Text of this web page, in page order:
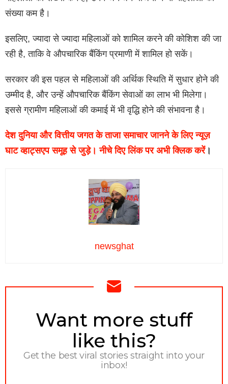
संख्या कम है।
इसलिए, ज्यादा से ज्यादा महिलाओं को शामिल करने की कोशिश की जा
रही है, ताकि वे औपचारिक बैंकिंग प्रमाणी में शामिल हो सकें।
सरकार की इस पहल से महिलाओं की अर्थिक स्थिति में सुधार होने की
उम्मीद है, और उन्हें औपचारिक बैंकिंग सेवाओं का लाभ भी मिलेगा।
इससे ग्रामीण महिलाओं की कमाई में भी वृद्धि होने की संभावना है।
देश दुनिया और वित्तीय जगत के ताजा समाचार जानने के लिए न्यूज़
घाट व्हाट्सएप समूह से जुड़े। नीचे दिए लिंक पर अभी क्लिक करें।
newsghat
NEWSLETTER
Want more stuff
like this?
Get the best viral stories straight into your
inbox!